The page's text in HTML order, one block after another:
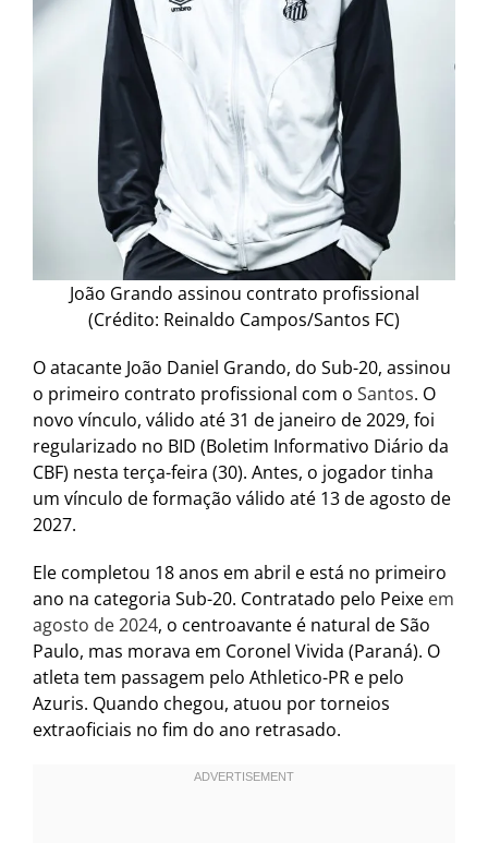
João Grando assinou contrato profissional
(Crédito: Reinaldo Campos/Santos FC)
O atacante João Daniel Grando, do Sub-20, assinou
o primeiro contrato profissional com o Santos. O
novo vínculo, válido até 31 de janeiro de 2029, foi
regularizado no BID (Boletim Informativo Diário da
CBF) nesta terça-feira (30). Antes, o jogador tinha
um vínculo de formação válido até 13 de agosto de
2027.
Ele completou 18 anos em abril e está no primeiro
ano na categoria Sub-20. Contratado pelo Peixe em
agosto de 2024, o centroavante é natural de São
Paulo, mas morava em Coronel Vivida (Paraná). O
atleta tem passagem pelo Athletico-PR e pelo
Azuris. Quando chegou, atuou por torneios
extraoficiais no fim do ano retrasado.